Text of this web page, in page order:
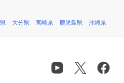
大分県 宮崎県 鹿児島県 沖縄県